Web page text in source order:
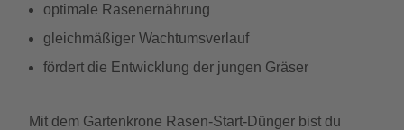
optimale Rasenernährung
gleichmäßiger Wachtumsverlauf
fördert die Entwicklung der jungen Gräser
Mit dem Gartenkrone Rasen-Start-Dünger bist du